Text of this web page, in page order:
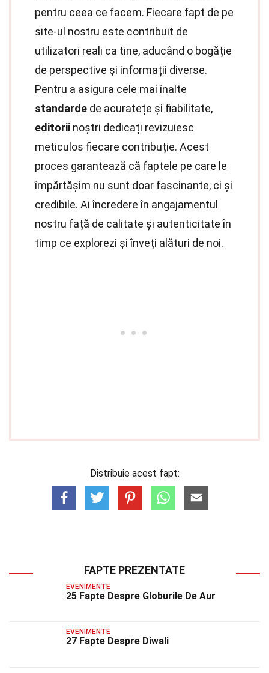
pentru ceea ce facem. Fiecare fapt de pe
site-ul nostru este contribuit de
utilizatori reali ca tine, aducând o bogăție
de perspective și informații diverse.
Pentru a asigura cele mai înalte
standarde de acuratețe și fiabilitate,
editorii noștri dedicați revizuiesc
meticulos fiecare contribuție. Acest
proces garantează că faptele pe care le
împărtășim nu sunt doar fascinante, ci și
credibile. Ai încredere în angajamentul
nostru față de calitate și autenticitate în
timp ce explorezi și înveți alături de noi.
Distribuie acest fapt:
FAPTE PREZENTATE
EVENIMENTE
25 Fapte Despre Globurile De Aur
EVENIMENTE
27 Fapte Despre Diwali